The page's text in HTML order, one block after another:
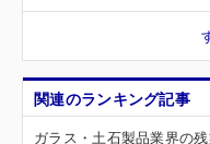
関連のランキング記事
ガラス・土石製品業界の